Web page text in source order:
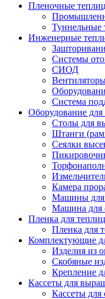
Пленочные
Туннельные
Инженерные
Системы
СИОД
Система
Оборудование для
Столы для
Штанги
Сеялки
Камера
Машины для
Машина для
Пленка для теплиц
Пленка для
Комплектующие
Изделия из
Скобяные
Крепление
Кассеты для
Кассеты для